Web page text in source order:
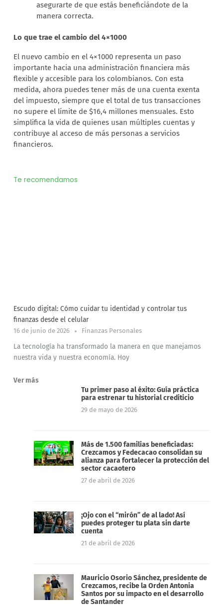
asegurarte de que estás beneficiándote de la
manera correcta.
Lo que trae el cambio del 4×1000
El nuevo cambio en el 4×1000 representa un paso
importante hacia una administración financiera más
flexible y accesible para los colombianos. Con esta
medida, ahora puedes tener más de una cuenta exenta
del impuesto, siempre que el total de tus transacciones
no supere el límite de $16,4 millones mensuales. Esto
simplifica la vida de quienes usan múltiples cuentas y
contribuye al acceso de más personas a servicios
financieros.
Te recomendamos
Escudo digital: Cómo cuidar tu identidad y controlar tus
finanzas desde el celular
16 de junio de 2026 Finanzas Personales
La tecnología ha transformado la manera en que manejamos
nuestra vida y nuestra economía. Hoy
Ver más
Tu primer paso al éxito: Guía práctica
para estrenar tu historial crediticio
29 de mayo de 2026
Más de 1.500 familias beneficiadas:
Crezcamos y Fedecacao consolidan su
alianza para fortalecer la protección del
sector cacaotero
27 de abril de 2026
¡Ojo con el “mirón” de al lado! Así
puedes proteger tu plata sin darte
cuenta
21 de abril de 2026
Mauricio Osorio Sánchez, presidente de
Crezcamos, recibe la Orden Antonia
Santos por su impacto en el desarrollo
de Santander